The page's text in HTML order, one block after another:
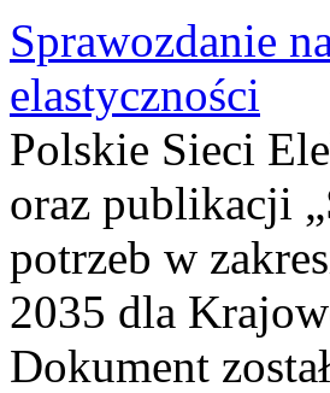
Sprawozdanie
elastyczności
Polskie Sieci
oraz publikacji
potrzeb w
2035 dla
Dokument